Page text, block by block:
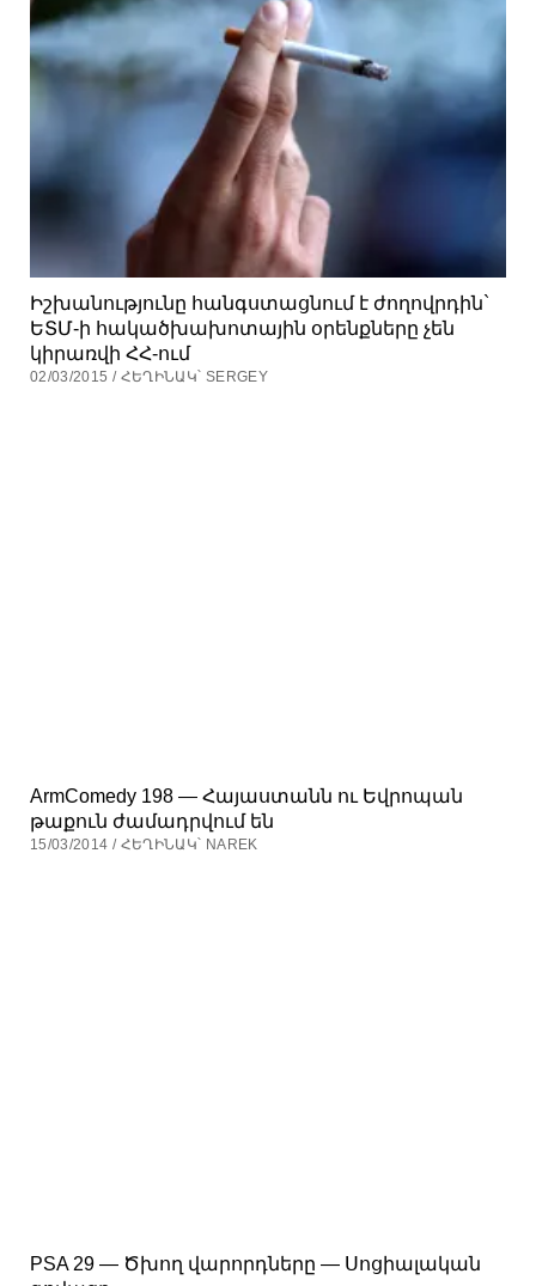
Իշխանությունը հանգստացնում է ժողովրդին`
ԵՏՄ-ի հակածխախոտային օրենքները չեն
կիրառվի ՀՀ-ում
02/03/2015 / ՀԵՂԻՆԱԿ՝ SERGEY
ArmComedy 198 — Հայաստանն ու Եվրոպան
թաքուն ժամադրվում են
15/03/2014 / ՀԵՂԻՆԱԿ՝ NAREK
PSA 29 — Ծխող վարորդները — Սոցիալական